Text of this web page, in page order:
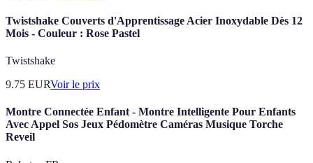
Twistshake Couverts d'Apprentissage Acier Inoxydable Dès 12
Mois - Couleur : Rose Pastel
Twistshake
9.75 EURVoir le prix
Montre Connectée Enfant - Montre Intelligente Pour Enfants
Avec Appel Sos Jeux Pédomètre Caméras Musique Torche
Reveil